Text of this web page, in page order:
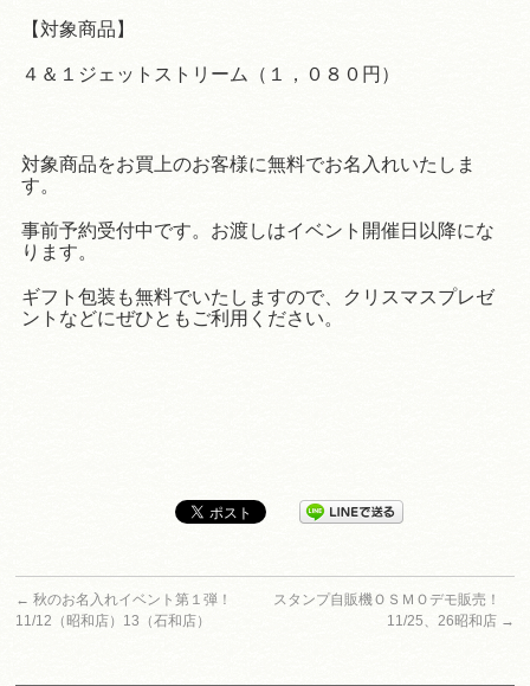
【対象商品】
４＆１ジェットストリーム（１，０８０円）
対象商品をお買上のお客様に無料でお名入れいたしま
す。
事前予約受付中です。お渡しはイベント開催日以降にな
ります。
ギフト包装も無料でいたしますので、クリスマスプレゼ
ントなどにぜひともご利用ください。
← 秋のお名入れイベント第１弾！
11/12（昭和店）13（石和店）
スタンプ自販機ＯＳＭＯデモ販売！
11/25、26昭和店 →